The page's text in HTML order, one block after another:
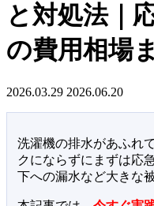
と対処法｜
の費用相場
2026.03.29 2026.06.20
洗濯機の排水があふれ
クにならずにまずは応
下への漏水など大きな